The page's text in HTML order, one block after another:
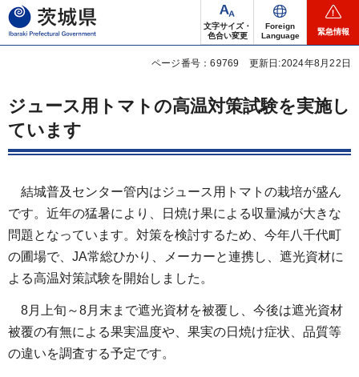
茨城県
文字サイズ・
色合い変更
Foreign
Language
緊急情報
ページ番号：69769 更新日:2024年8月22日
ジュース用トマトの高温対策試験を実施し
ています
結城普及センター管内はジュース用トマトの栽培が盛ん
です。近年の猛暑により、日焼け果による収量減が大きな
問題となっています。対策を検討するため、今年八千代町
の圃場で、JA常総ひかり、メーカーと連携し、遮光資材に
よる高温対策試験を開始しました。
8月上旬～8月末まで遮光資材を被覆し、今後は遮光資材
被覆の有無による果実温度や、果実の日焼け症状、品質等
の違いを調査する予定です。